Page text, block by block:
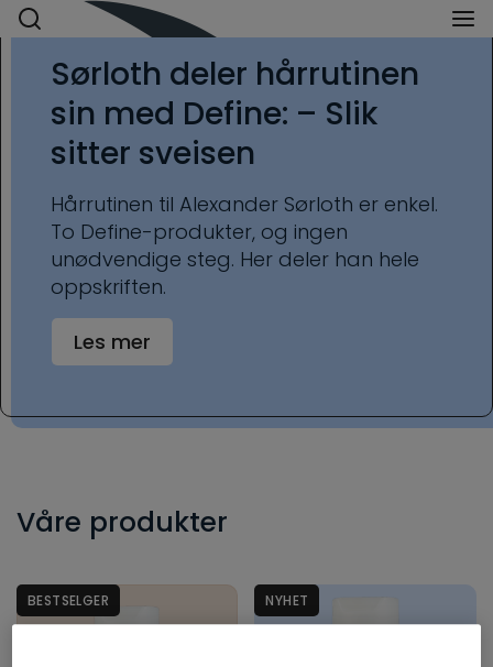
Sørloth deler hårrutinen
sin med Define: – Slik
sitter sveisen
Hårrutinen til Alexander Sørloth er enkel.
To Define-produkter, og ingen
unødvendige steg. Her deler han hele
oppskriften.
Les mer
Våre produkter
BESTSELGER NYHET